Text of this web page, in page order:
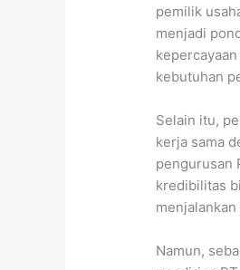
pemilik
menjadi
kebutuhan
Selain itu,
kerja sama
pengurusan
kredibilitas
Namun,